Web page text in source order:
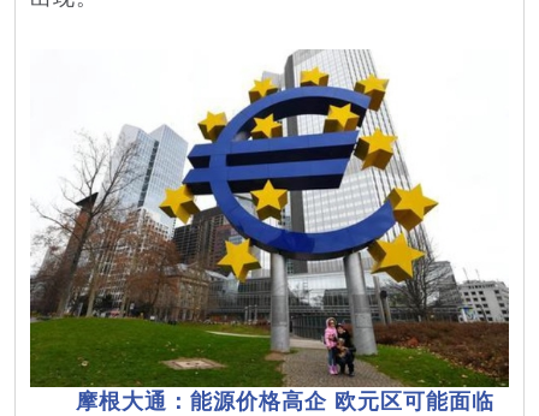
摩根大通：能源价格高企 欧元区可能面临